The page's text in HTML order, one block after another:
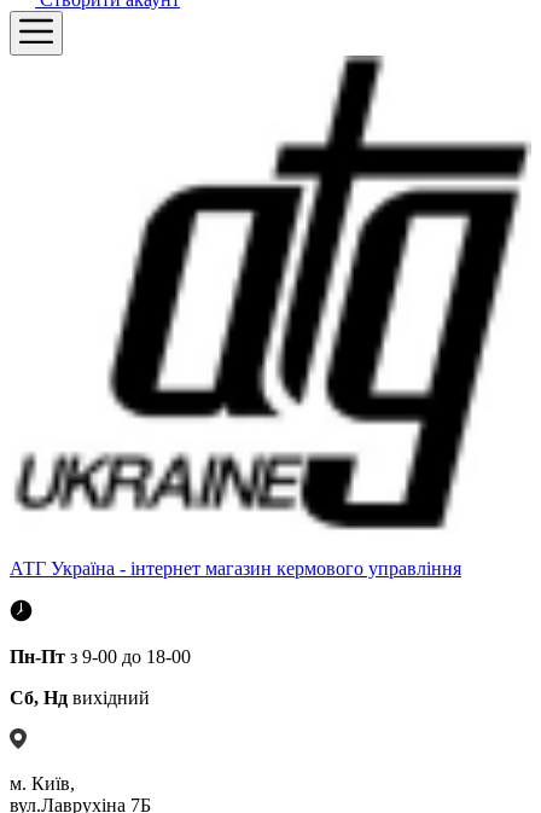
АТГ Україна - інтернет магазин кермового управління
Пн-Пт з 9-00 до 18-00
Сб, Нд вихідний
м. Київ,
вул.Лаврухіна 7Б